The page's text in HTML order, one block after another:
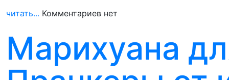
читать... Комментариев нет
Марихуана